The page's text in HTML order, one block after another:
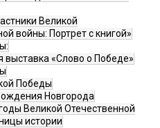
Великой
войны: Портрет с книгой»
выставка «Слово о Победе»
Победы
Новгорода
Великой Отечественной
истории